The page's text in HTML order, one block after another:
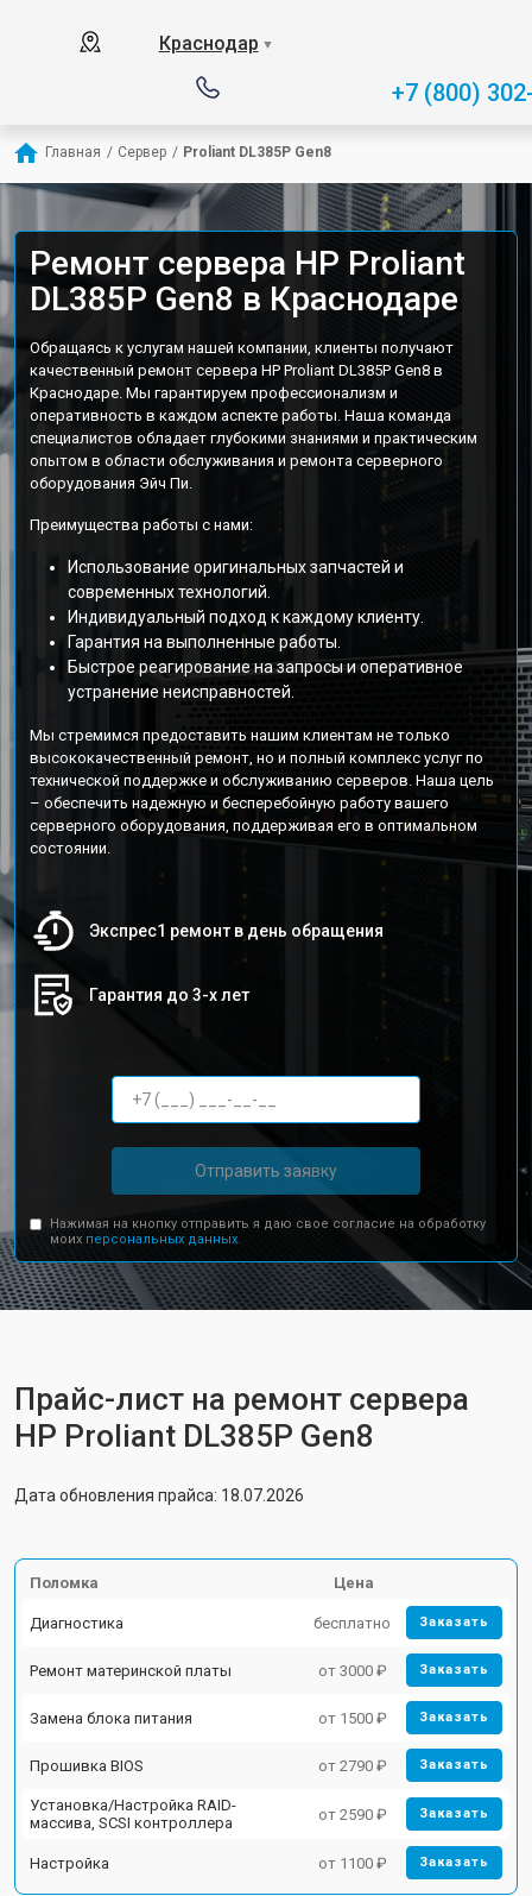
Краснодар ▼
+7 (800)
Главная / Сервер / Proliant DL385P Gen8
Ремонт сервера HP Proliant
DL385P Gen8 в Краснодаре
Обращаясь к услугам нашей компании, клиенты получают
качественный ремонт сервера HP Proliant DL385P Gen8 в
Краснодаре. Мы гарантируем профессионализм и
оперативность в каждом аспекте работы. Наша команда
специалистов обладает глубокими знаниями и практическим
опытом в области обслуживания и ремонта серверного
оборудования Эйч Пи.
Преимущества работы с нами:
Использование оригинальных запчастей и
современных технологий.
Индивидуальный подход к каждому клиенту.
Гарантия на выполненные работы.
Быстрое реагирование на запросы и оперативное
устранение неисправностей.
Мы стремимся предоставить нашим клиентам не только
высококачественный ремонт, но и полный комплекс услуг по
технической поддержке и обслуживанию серверов. Наша цель
– обеспечить надежную и бесперебойную работу вашего
серверного оборудования, поддерживая его в оптимальном
состоянии.
Экспрес1 ремонт в день обращения
Гарантия до 3-х лет
Отправить заявку
Нажимая на кнопку отправить я даю свое согласие на обработку
моих персональных данных.
Прайс-лист на ремонт сервера
HP Proliant DL385P Gen8
Дата обновления прайса: 18.07.2026
Поломка Цена
Диагностика бесплатно Заказать
Ремонт материнской платы от 3000 ₽ Заказать
Замена блока питания от 1500 ₽ Заказать
Прошивка BIOS от 2790 ₽ Заказать
Установка/Настройка RAID-
массива, SCSI контроллера
от 2590 ₽ Заказать
Настройка от 1100 ₽ Заказать